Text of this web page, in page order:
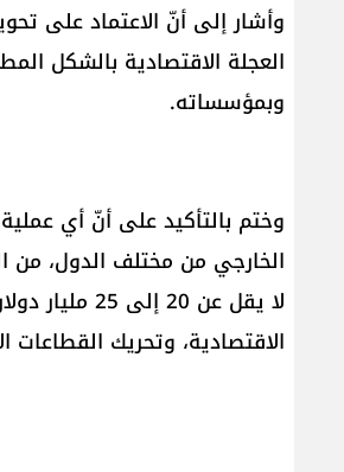
وأشار إلى أنّ الاعتماد على
العجلة الاقتصادية بالشكل
وبمؤسساته.
وختم بالتأكيد على أنّ أي
الخارجي من مختلف الدول، من
لا يقل عن
الاقتصادية، وتحريك القطاعات